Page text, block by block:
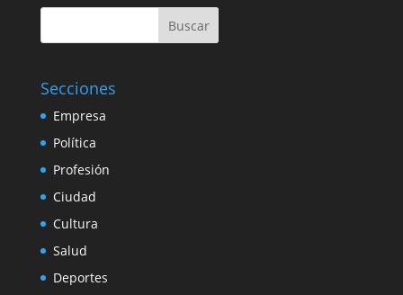
Buscar
Secciones
Empresa
Política
Profesión
Ciudad
Cultura
Salud
Deportes